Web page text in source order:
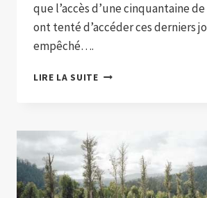
que l’accès d’une cinquantaine
ont tenté d’accéder ces derniers
empêché….
LIRE LA SUITEILS
ALLER
JUSQU’À
5
000